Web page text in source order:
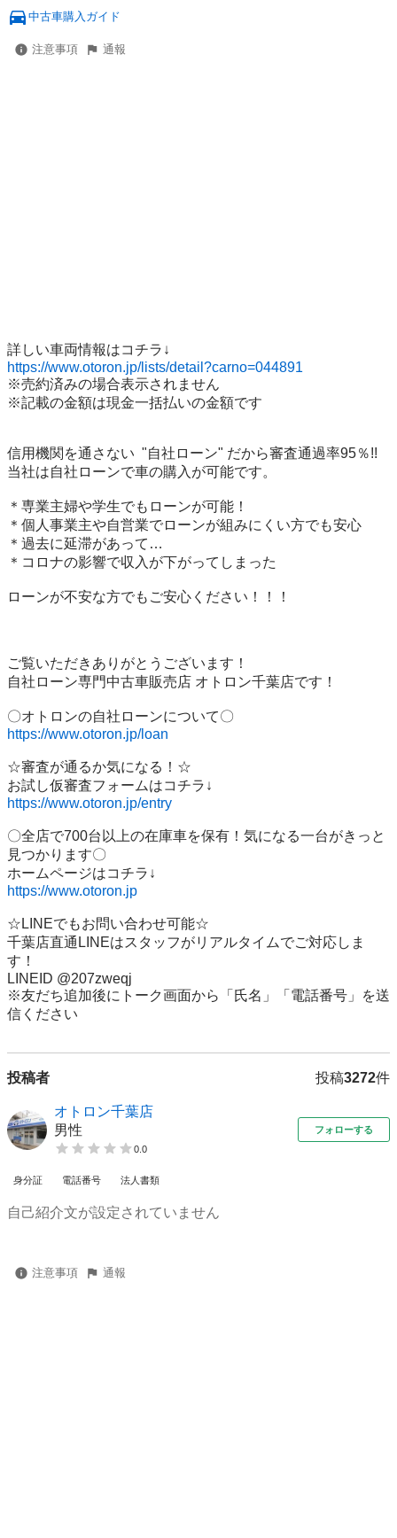
中古車購入ガイド
注意事項 通報
https://www.otoron.jp/lists/detail?carno=044891
※売約済みの場合表示されません
※記載の金額は現金一括払いの金額です
信用機関を通さない  "自社ローン" だから審査通過率95％!!
当社は自社ローンで車の購入が可能です。
＊専業主婦や学生でもローンが可能！
＊個人事業主や自営業でローンが組みにくい方でも安心
＊過去に延滞があって…
＊コロナの影響で収入が下がってしまった
ローンが不安な方でもご安心ください！！！
ご覧いただきありがとうございます！
自社ローン専門中古車販売店 オトロン千葉店です！
https://www.otoron.jp/loan
☆審査が通るか気になる！☆
https://www.otoron.jp/entry
〇全店で700台以上の在庫車を保有！気になる一台がきっと
見つかります〇
https://www.otoron.jp
☆LINEでもお問い合わせ可能☆
千葉店直通LINEはスタッフがリアルタイムでご対応しま
す！
LINEID @207zweqj
※友だち追加後にトーク画面から「氏名」「電話番号」を送
信ください
投稿者 投稿3272件
オトロン千葉店
男性
0.0
フォローする
身分証 電話番号 法人書類
自己紹介文が設定されていません
注意事項 通報